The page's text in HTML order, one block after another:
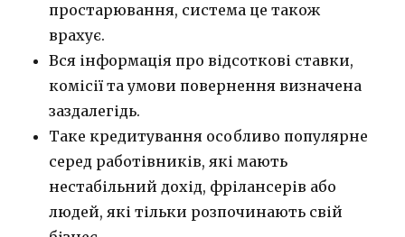
простарювання, система це також
врахує.
Вся інформація про відсоткові ставки,
комісії та умови повернення визначена
заздалегідь.
Таке кредитування особливо популярне
серед работівників, які мають
нестабільний дохід, фрілансерів або
людей, які тільки розпочинають свій